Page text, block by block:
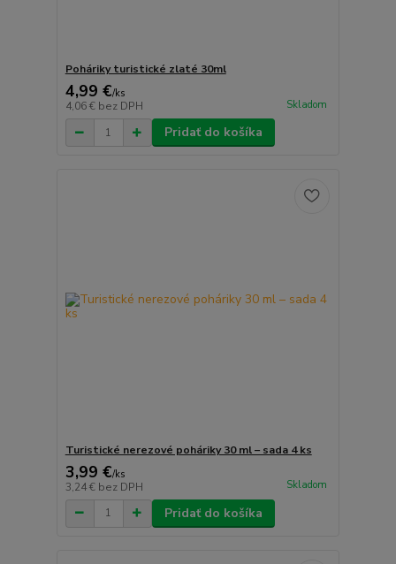
Poháriky turistické zlaté 30ml
4,99 €/ks
4,06 € bez DPH Skladom
Pridať do košíka
Turistické nerezové poháriky 30 ml – sada 4 ks
3,99 €/ks
3,24 € bez DPH Skladom
Pridať do košíka